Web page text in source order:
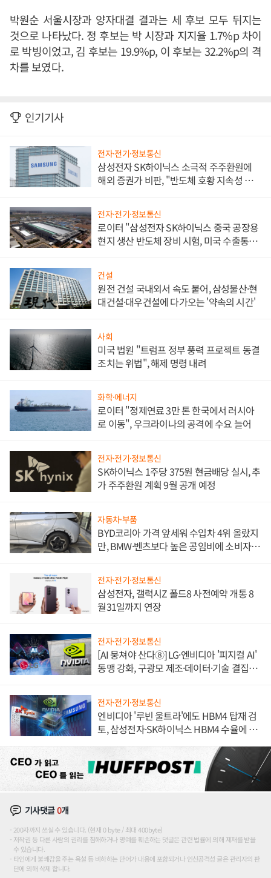
박원순 서울시장과 양자대결 결과는 세 후보 모두 뒤지는
것으로 나타났다. 정 후보는 박 시장과 지지율 1.7%p 차이
로 박빙이었고, 김 후보는 19.9%p, 이 후보는 32.2%p의 격
차를 보였다.
인기기사
전자·전기·정보통신
삼성전자 SK하이닉스 소극적 주주환원에
해외 증권가 비판, "반도체 호황 지속성 의
전자·전기·정보통신
로이터 "삼성전자 SK하이닉스 중국 공장용
현지 생산 반도체 장비 시험, 미국 수출통제
건설
원전 건설 국내외서 속도 붙어, 삼성물산·현
대건설·대우건설에 다가오는 '약속의 시간'
사회
미국 법원 "트럼프 정부 풍력 프로젝트 동결
조치는 위법", 해제 명령 내려
화학·에너지
로이터 "정제연료 3만 톤 한국에서 러시아
로 이동", 우크라이나의 공격에 수요 늘어
전자·전기·정보통신
SK하이닉스 1주당 375원 현금배당 실시, 추
가 주주환원 계획 9월 공개 예정
자동차·부품
BYD코리아 가격 앞세워 수입차 4위 올랐지
만, BMW·벤츠보다 높은 공임비에 소비자
전자·전기·정보통신
삼성전자, 갤럭시Z 폴드8 사전예약 개통 8
월31일까지 연장
전자·전기·정보통신
[AI 뭉쳐야 산다⑧] LG·엔비디아 '피지컬 AI'
동맹 강화, 구광모 제조·데이터·기술 결집
전자·전기·정보통신
엔비디아 '루빈 울트라'에도 HBM4 탑재 검
토, 삼성전자·SK하이닉스 HBM4 수율에 주
기사댓글0개
200자까지 쓰실 수 있습니다. (현재 0 byte / 최대 400byte)
저작권 등 다른 사람의 권리를 침해하거나 명예를 훼손하는 댓글은 관련 법률에 의해 제재를 받을
수 있습니다.
타인에게 불쾌감을 주는 욕설 등 비하하는 단어가 내용에 포함되거나 인신공격성 글은 관리자의 판
단에 의해 삭제 합니다.